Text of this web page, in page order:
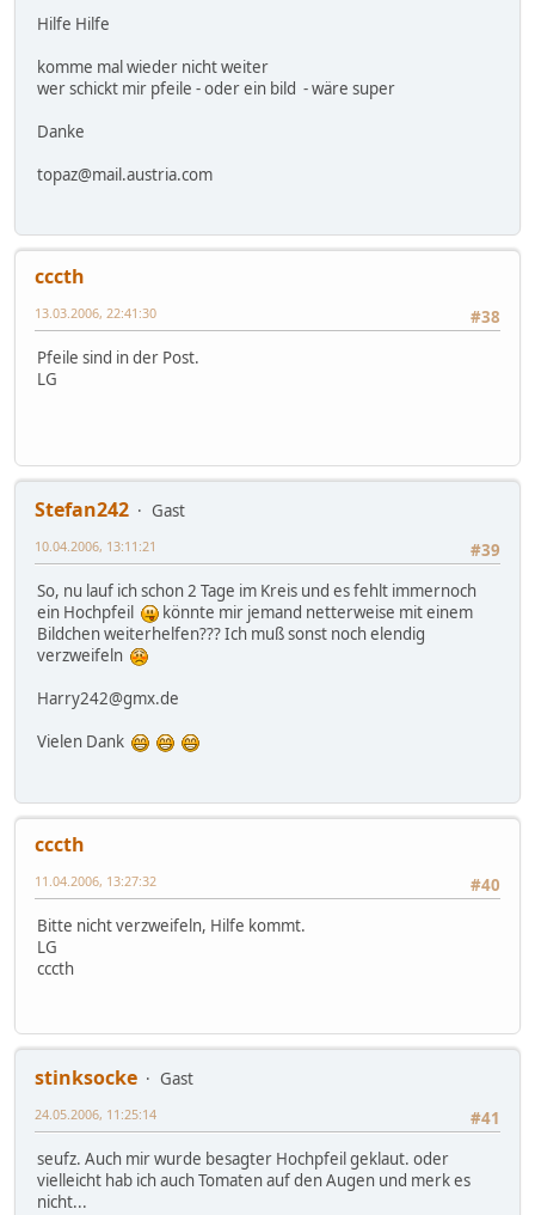
Hilfe Hilfe
komme mal wieder nicht weiter
wer schickt mir pfeile - oder ein bild - wäre super
Danke
topaz@mail.austria.com
cccth
#38
13.03.2006, 22:41:30
Pfeile sind in der Post.
LG
Stefan242
Gast
#39
10.04.2006, 13:11:21
So, nu lauf ich schon 2 Tage im Kreis und es fehlt immernoch
ein Hochpfeil
könnte mir jemand netterweise mit einem
Bildchen weiterhelfen??? Ich muß sonst noch elendig
verzweifeln
Harry242@gmx.de
Vielen Dank
cccth
#40
11.04.2006, 13:27:32
Bitte nicht verzweifeln, Hilfe kommt.
LG
cccth
stinksocke
Gast
#41
24.05.2006, 11:25:14
seufz. Auch mir wurde besagter Hochpfeil geklaut. oder
vielleicht hab ich auch Tomaten auf den Augen und merk es
nicht...